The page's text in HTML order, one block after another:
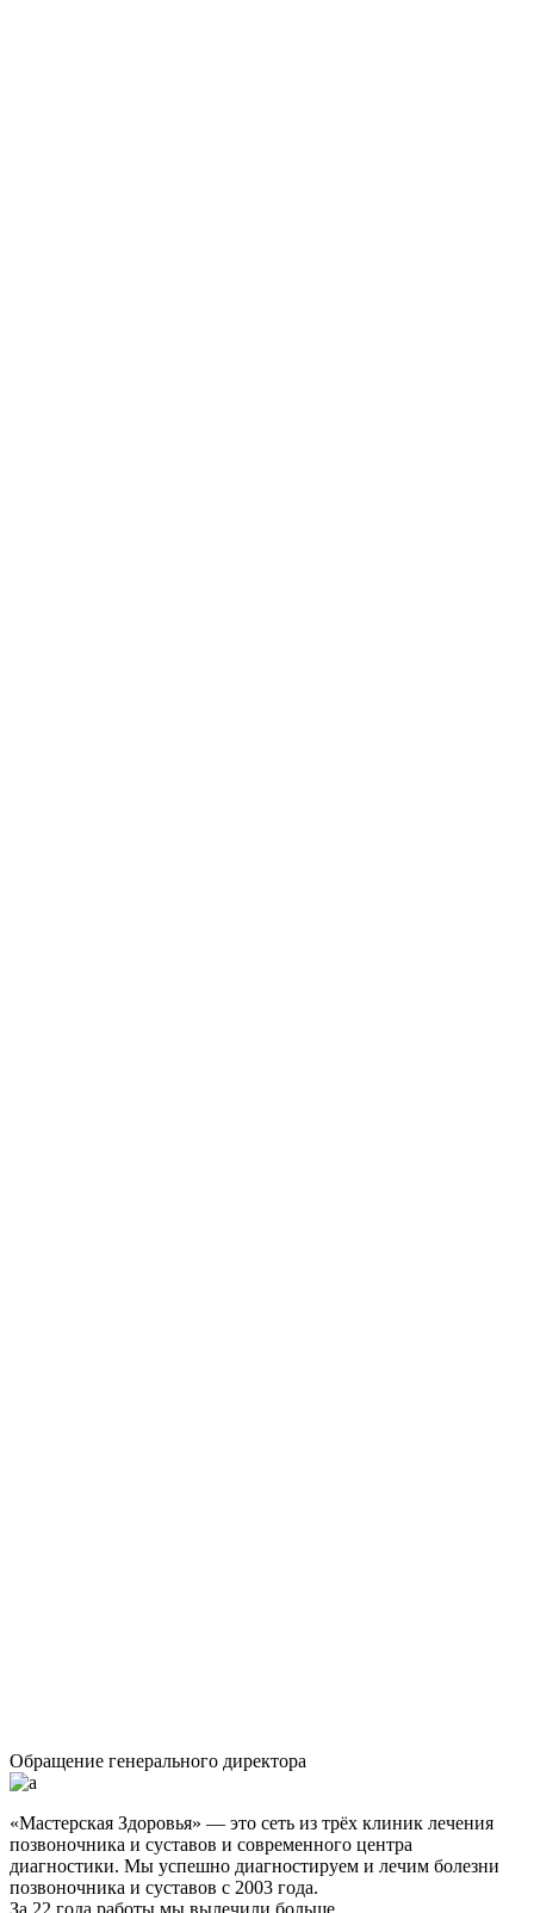
Обращение генерального директора
«Мастерская Здоровья» — это сеть из трёх клиник лечения
позвоночника и суставов и современного центра
диагностики. Мы успешно диагностируем и лечим болезни
позвоночника и суставов с 2003 года.
За 22 года работы мы вылечили больше